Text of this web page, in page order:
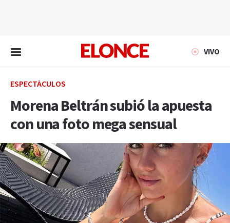
VIVO
ESPECTÁCULOS
Morena Beltrán subió la apuesta
con una foto mega sensual